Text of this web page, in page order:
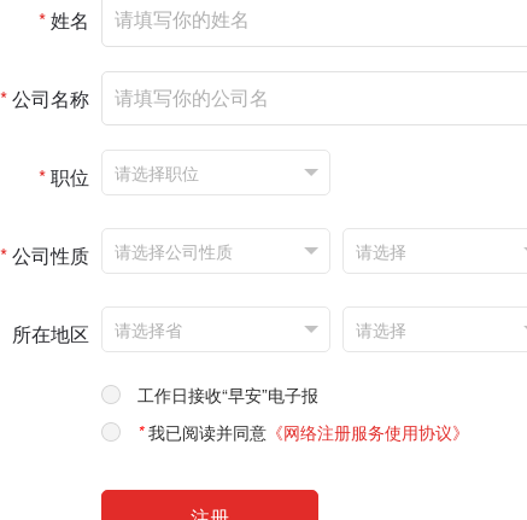
*姓名
*公司名称
*职位
*公司性质
所在地区
工作日接收“早安”电子报
*我已阅读并同意 《网络注册服务使用协议》